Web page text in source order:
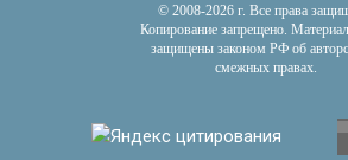
© 2008-2026 г. Все права
Копирование запрещено.
защищены законом РФ об
смежных правах.